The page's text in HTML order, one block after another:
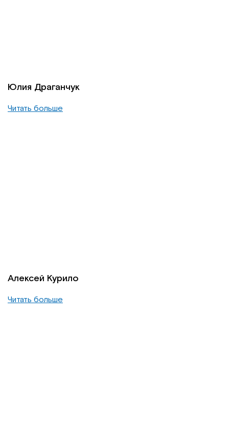
Юлия Драганчук
Читать больше
Алексей Курило
Читать больше